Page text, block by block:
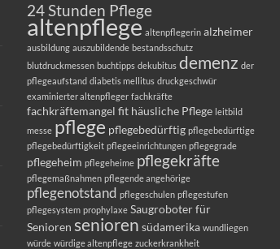
24 Stunden Pflege
altenpflege altenpflegerin alzheimer
ausbildung auszubildende bestandsschutz
blutdruckmessen buchtipps dekubitus demenz der
pflegeaufstand diabetis mellitus druckgeschwür
examinierter altenpfleger fachkräfte
fachkräftemangel fit häusliche Pflege leitbild
messe pflege pflegebedürftig pflegebedürftige
pflegebedürftigkeit pflegeeinrichtungen pflegegrade
pflegeheim pflegeheime pflegekräfte
pflegemaßnahmen pflegende angehörige
pflegenotstand pflegeschulen pflegestufen
pflegesystem prophylaxe Saugroboter für
Senioren senioren südamerika wundliegen
würde würdige altenpflege zuckerkrankheit